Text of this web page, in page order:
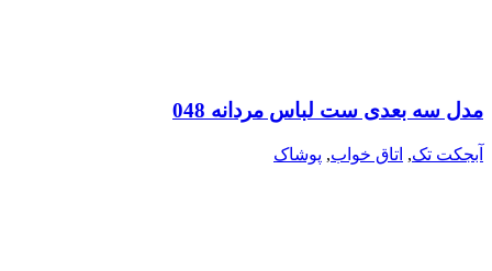
مدل سه بعدی ست لباس مردانه 048
آبجکت تک, اتاق خواب, پوشاک